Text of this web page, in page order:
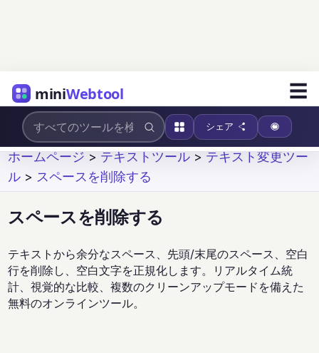
miniWebtool ☰
シェア
ホームページ > テキストツール > テキスト変更ツー
ル > スペースを削除する
スペースを削除する
テキストから余分なスペース、先頭/末尾のスペース、空白
行を削除し、空白文字を正規化します。リアルタイム統
計、視覚的な比較、複数のクリーンアップモードを備えた
無料のオンラインツール。